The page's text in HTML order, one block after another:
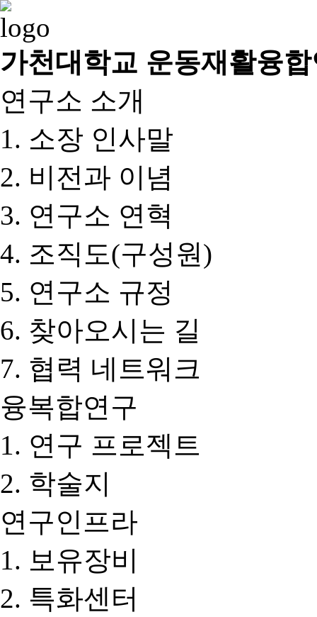
가천대학교 운동재활융
연구소 소개
소장 인사말
비전과 이념
연구소 연혁
조직도(구성원)
연구소 규정
찾아오시는 길
협력 네트워크
융복합연구
연구 프로젝트
학술지
연구인프라
보유장비
특화센터